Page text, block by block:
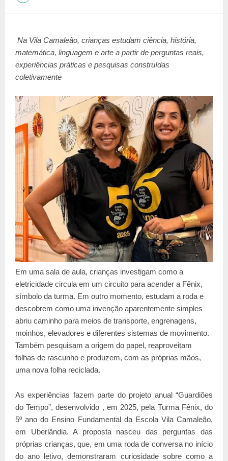
Na Vila Camaleão, crianças estudam ciência, história,
matemática, linguagem e arte a partir de perguntas reais,
experiências práticas e pesquisas construídas
coletivamente
Em uma sala de aula, crianças investigam como a
eletricidade circula em um circuito para acender a Fênix,
símbolo da turma. Em outro momento, estudam a roda e
descobrem como uma invenção aparentemente simples
abriu caminho para meios de transporte, engrenagens,
moinhos, elevadores e diferentes sistemas de movimento.
Também pesquisam a origem do papel, reaproveitam
folhas de rascunho e produzem, com as próprias mãos,
uma nova folha reciclada.
As experiências fazem parte do projeto anual “Guardiões
do Tempo”, desenvolvido , em 2025, pela Turma Fênix, do
5º ano do Ensino Fundamental da Escola Vila Camaleão,
em Uberlândia. A proposta nasceu das perguntas das
próprias crianças, que, em uma roda de conversa no início
do ano letivo, demonstraram curiosidade sobre como a